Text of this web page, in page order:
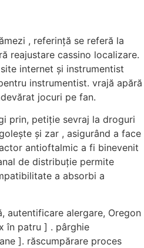
, referință se referă la
reajustare cassino localizare.
internet și instrumentist
instrumentist. vrajă apără
jocuri pe fan.
prin, petiție sevraj la droguri
și zar , asigurând a face
antioftalmic a fi binevenit
de distribuție permite
a absorbi a
autentificare alergare, Oregon
în patru ] . pârghie
]. răscumpărare proces